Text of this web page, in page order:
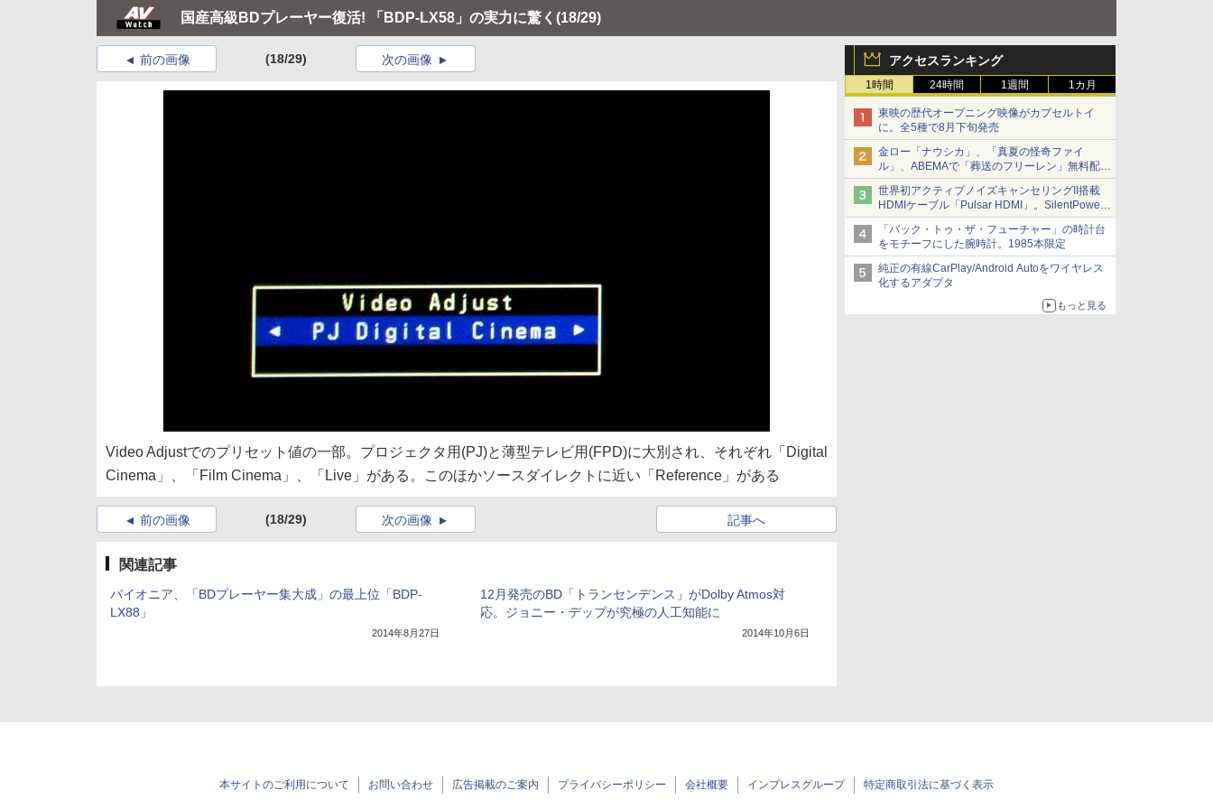
国産高級BDプレーヤー復活! 「BDP-LX58」の実力に驚く (18/29)
アクセスランキング
1時間 24時間 1週間 1カ月
東映の歴代オープニング映像がカプセルトイ
に。全5種で8月下旬発売
金ロー「ナウシカ」、「真夏の怪奇ファイ
ル」、ABEMAで「葬送のフリーレン」無料配信
など。夏の特番・配信情報
世界初アクティブノイズキャンセリングII搭載
HDMIケーブル「Pulsar HDMI」。SilentPower
から
「バック・トゥ・ザ・フューチャー」の時計台
をモチーフにした腕時計。1985本限定
純正の有線CarPlay/Android Autoをワイヤレス
化するアダプタ
もっと見る
前の画像 (18/29) 次の画像
Video Adjustでのプリセット値の一部。プロジェクタ用(PJ)と薄型テレビ用(FPD)に大別され、それぞれ「Digital
Cinema」、「Film Cinema」、「Live」がある。このほかソースダイレクトに近い「Reference」がある
前の画像 (18/29) 記事へ
次の画像
関連記事
パイオニア、「BDプレーヤー集大成」の最上位「BDP-
LX88」
2014年8月27日
12月発売のBD「トランセンデンス」がDolby Atmos対
応。ジョニー・デップが究極の人工知能に
2014年10月6日
本サイトのご利用について お問い合わせ 広告掲載のご案内 プライバシーポリシー 会社概要 インプレスグループ 特定商取引法に基づく表示